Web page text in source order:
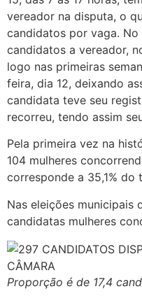
vereador na disputa, o
candidatos por vaga. No
candidatos a vereador,
logo nas primeiras
feira, dia 12, deixando
candidata teve seu
recorreu, tendo assim
Pela primeira vez na
104 mulheres
corresponde a 35,1%
Nas eleições municipais
candidatas mulheres
Proporção é de 17,4